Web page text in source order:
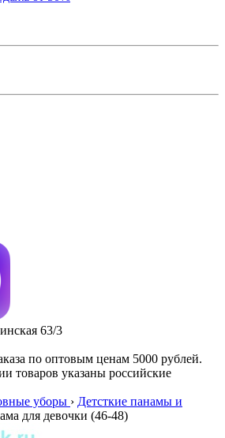
63/3
по оптовым ценам 5000 рублей.
товаров указаны российские
уборы › Детсткие панамы и
для девочки (46-48)